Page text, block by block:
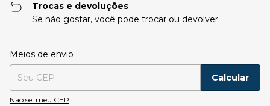
Trocas e devoluções
Se não gostar, você pode trocar ou devolver.
Entregas para o CEP:
Meios de envio
Calcular
Não sei meu CEP